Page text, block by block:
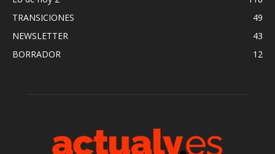
TRANSICIONES
49
NEWSLETTER
43
BORRADOR
12